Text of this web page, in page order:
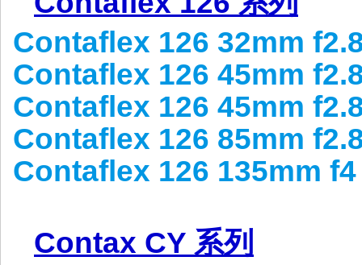
Contaflex 126 32mm
Contaflex 126 45mm
Contaflex 126 45mm
Contaflex 126 85mm
Contaflex 126 135mm f4
Contax CY 系列